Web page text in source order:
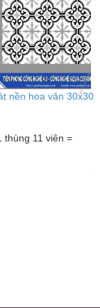
MK-S3501
11 viên =